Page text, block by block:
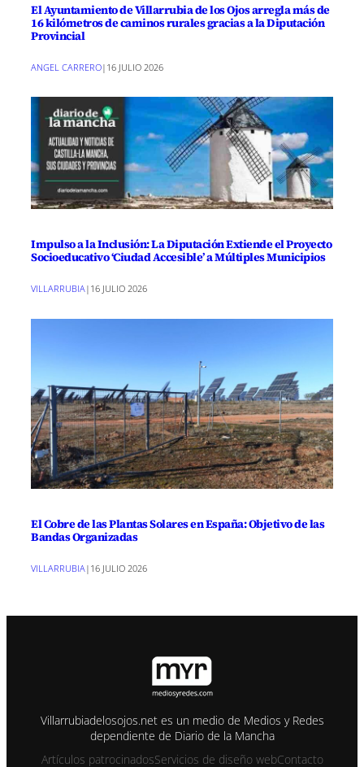
El Ayuntamiento de Villarrubia de los Ojos arregla más de
16 kilómetros de caminos rurales gracias a la Diputación
Provincial
ANGEL CARRERO| 16 JULIO 2026
Impulso a la Inclusión: La Diputación Extiende el Proyecto
Socioeducativo ‘Ciudad Accesible’ a Múltiples Municipios
VILLARRUBIA | 16 JULIO 2026
El Cobre de las Plantas Solares en España: Objetivo de las
Bandas Organizadas
VILLARRUBIA | 16 JULIO 2026
Villarrubiadelosojos.net es un medio de Medios y Redes
dependiente de Diario de la Mancha
Artículos patrocinadosServicios de diseño webContacto